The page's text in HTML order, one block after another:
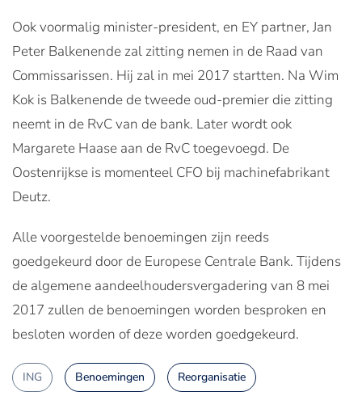
Ook voormalig minister-president, en EY partner, Jan
Peter Balkenende zal zitting nemen in de Raad van
Commissarissen. Hij zal in mei 2017 startten. Na Wim
Kok is Balkenende de tweede oud-premier die zitting
neemt in de RvC van de bank. Later wordt ook
Margarete Haase aan de RvC toegevoegd. De
Oostenrijkse is momenteel CFO bij machinefabrikant
Deutz.
Alle voorgestelde benoemingen zijn reeds
goedgekeurd door de Europese Centrale Bank. Tijdens
de algemene aandeelhoudersvergadering van 8 mei
2017 zullen de benoemingen worden besproken en
besloten worden of deze worden goedgekeurd.
ING Benoemingen Reorganisatie